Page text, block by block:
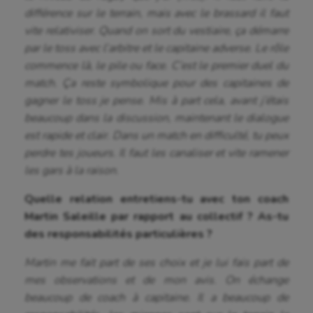
différence sur le terrain, mais avec le brassard il faut
vite relativiser. Quand on sort du vestiaire, ça démarre
par le toss avec l’arbitre et le capitaine adverse. Le rôle
commence là, le pile ou face. C’est le premier duel du
match. Ça reste symbolique pour des capitaines de
gagner le toss je pense. Mis à part cela, avant j’étais
beaucoup dans la discussion, maintenant le dialogue
est rapide et clair. Dans un match en difficulté, tu peux
perdre tes joueurs. Il faut les canaliser et vite ramener
les gars à la raison.
Quelle relation entretiens-tu avec ton coach
Martin Saleille par rapport au collectif ? As-tu
des responsabilités particulières ?
Martin me fait part de ses choix et je lui fais part de
mes observations et de mon avis. On échange
beaucoup de coach à capitaine. Il a beaucoup de